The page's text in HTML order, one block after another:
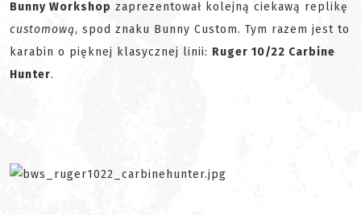
Bunny Workshop zaprezentował kolejną ciekawą replikę
customową, spod znaku Bunny Custom. Tym razem jest to
karabin o pięknej klasycznej linii: Ruger 10/22 Carbine
Hunter.